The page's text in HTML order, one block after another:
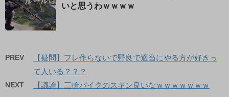
いと思うわｗｗｗｗ
PREV
【疑問】フレ作らないで野良で適当にやる方が好きっ
て人いる？？？
NEXT 【議論】三輪バイクのスキン良いなｗｗｗｗｗｗｗ